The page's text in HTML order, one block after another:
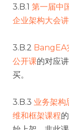
3.B.1 第一届中
企业架构大会
3.B.2 BangEA
公开课的对应
买。
3.B.3 业务架构
维和框架课程